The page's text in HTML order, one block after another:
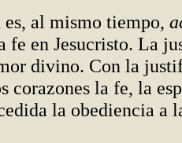
al mismo tiempo,
fe en Jesucristo. La
divino. Con la
corazones la fe, la
la obediencia a